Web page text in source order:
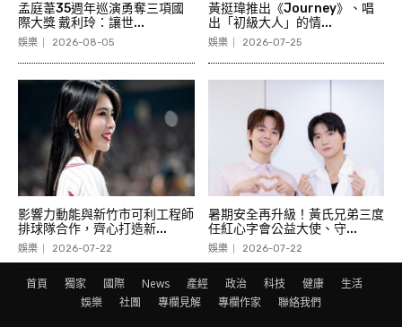
孟庭葦35週年巡演勇奪三項國
際大獎 戴利玲：讓世...
娛樂 2026-08-05
黃挺瑋推出《Journey》、唱
出「初級大人」的情...
娛樂 2026-07-25
影響力動能與新竹市可利工程師
排球隊合作，齊心打造新...
娛樂 2026-07-22
暑期安全再升級！黃氏兄弟三度
任紅心字會公益大使、守...
娛樂 2026-07-22
首頁 獨家 國際 News 產經 政治 科技 健康
生活
娛樂
社團 專欄見解 專欄作家 聯絡我們